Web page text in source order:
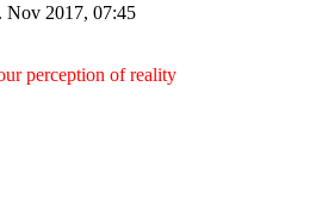
Nov 2017, 07:45
perception of reality